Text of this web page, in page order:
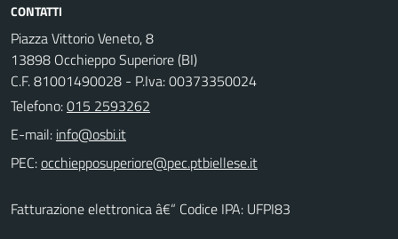
CONTATTI
Piazza Vittorio Veneto, 8
13898 Occhieppo Superiore (BI)
C.F. 81001490028 - P.Iva: 00373350024
Telefono:015 2593262
E-mail:
PEC:
Fatturazione elettronica â€“ Codice IPA: UFPI83